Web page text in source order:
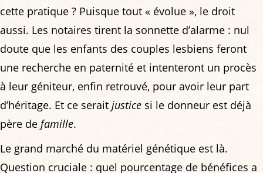
cette pratique ? Puisque tout « évolue », le droit
aussi. Les notaires tirent la sonnette d’alarme : nul
doute que les enfants des couples lesbiens feront
une recherche en paternité et intenteront un procès
à leur géniteur, enfin retrouvé, pour avoir leur part
d’héritage. Et ce serait justice si le donneur est déjà
père de famille.
Le grand marché du matériel génétique est là.
Question cruciale : quel pourcentage de bénéfices a